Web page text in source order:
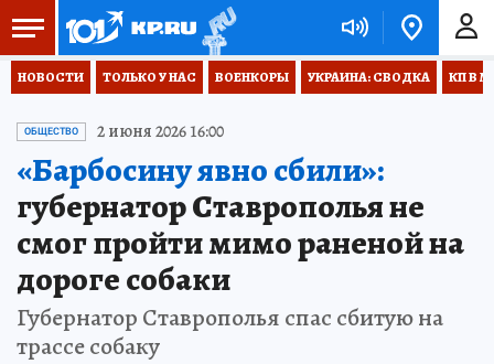
НОВОСТИ ТОЛЬКО У НАС ВОЕНКОРЫ УКРАИНА: СВОДКА КП В
ОБЩЕСТВО 2 июня 2026 16:00
«Барбосину явно сбили»:
губернатор Ставрополья не
смог пройти мимо раненой на
дороге собаки
Губернатор Ставрополья спас сбитую на
трассе собаку